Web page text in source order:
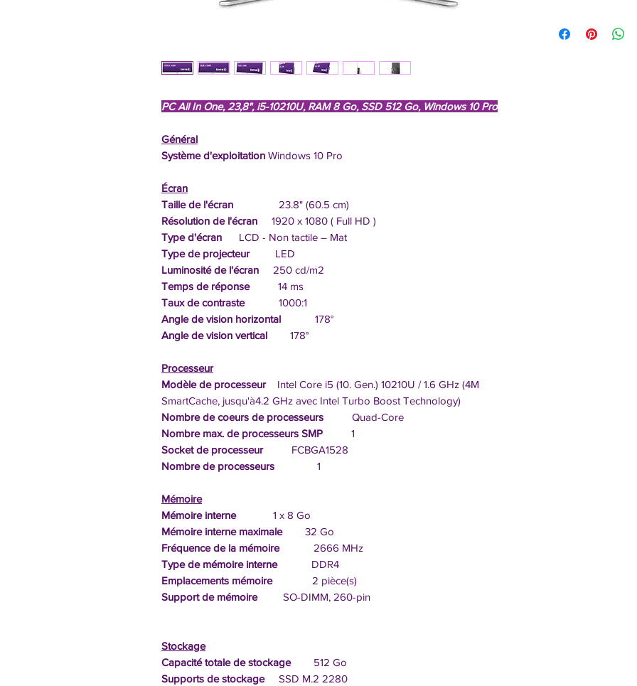
PC All In One, 23,8", i5-10210U, RAM 8 Go, SSD 512 Go, Windows 10 Pro
Général
Système d'exploitation Windows 10 Pro
Écran
Taille de l'écran
23.8" (60.5 cm)
Résolution de l'écran
1920 x 1080 ( Full HD )
Type d'écran
LCD - Non tactile – Mat
Type de projecteur
LED
Luminosité de l'écran
250 cd/m2
Temps de réponse
14 ms
Taux de contraste1000:1
Angle de vision horizontal
178°
Angle de vision vertical 178°
Processeur
Modèle de processeur
Intel Core i5 (10. Gen.) 10210U / 1.6 GHz (4M
SmartCache, jusqu'à4.2 GHz avec Intel Turbo Boost Technology)
Nombre de coeurs de processeurs
Quad-Core
Nombre max. de processeurs SMP 1
Socket de processeurFCBGA1528
Nombre de processeurs
1
Mémoire
Mémoire interne
1 x 8 Go
Mémoire interne maximale32 Go
Fréquence de la mémoire
2666 MHz
Type de mémoire interne
DDR4
Emplacements mémoire
2 pièce(s)
Support de mémoireSO-DIMM, 260-pin
Stockage
Capacité totale de stockage
512 Go
Supports de stockageSSD M.2 2280